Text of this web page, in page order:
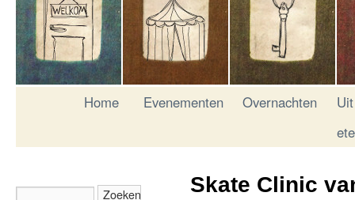
Home Evenementen Overnachten
Uit
Skate Clinic